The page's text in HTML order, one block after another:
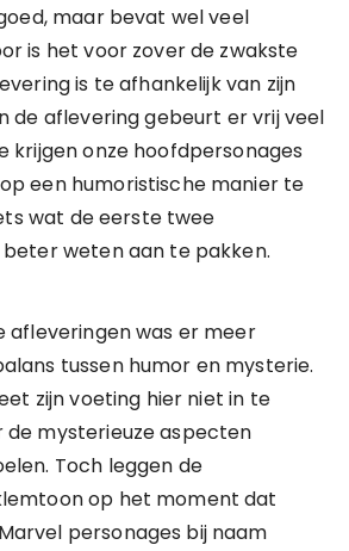
maar bevat wel veel
is het voor zover de zwakste
is te afhankelijk van zijn
de aflevering gebeurt er vrij veel
krijgen onze hoofdpersonages
een humoristische manier te
wat de eerste twee
weten aan te pakken.
afleveringen was er meer
tussen humor en mysterie.
zijn voeting hier niet in te
de mysterieuze aspecten
Toch leggen de
op het moment dat
personages bij naam